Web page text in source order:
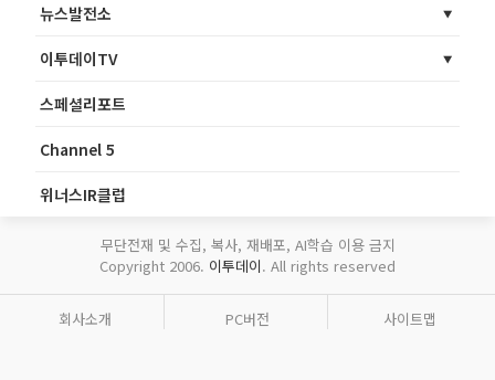
뉴스발전소
이투데이TV
스페셜리포트
Channel 5
위너스IR클럽
무단전재 및 수집, 복사, 재배포, AI학습 이용 금지
Copyright 2006. 이투데이. All rights reserved
회사소개 PC버전 사이트맵